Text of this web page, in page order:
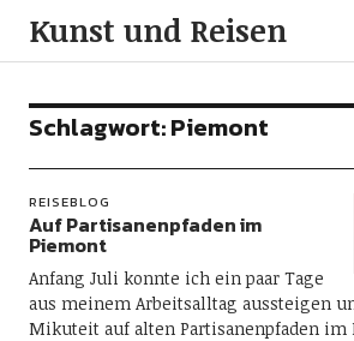
Kunst und Reisen
Schlagwort:Piemont
REISEBLOG
Auf Partisanenpfaden im
Piemont
Anfang Juli konnte ich ein paar Tage
aus meinem Arbeitsalltag aussteigen
Mikuteit auf alten Partisanenpfaden im